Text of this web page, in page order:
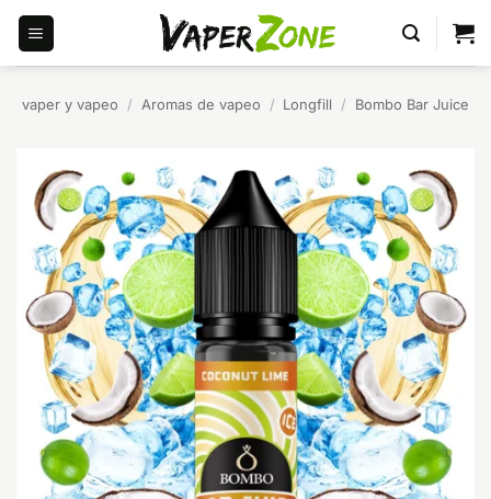
Saltar
contenido
vaper y vapeo / Aromas de vapeo / Longfill / Bombo Bar Juice